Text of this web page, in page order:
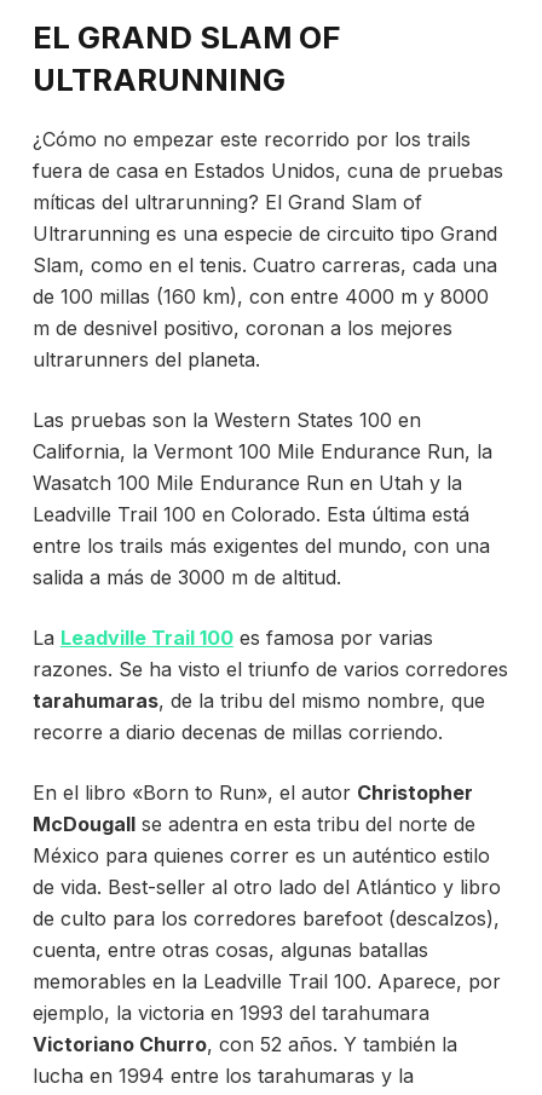
EL GRAND SLAM OF
ULTRARUNNING
¿Cómo no empezar este recorrido por los trails
fuera de casa en Estados Unidos, cuna de pruebas
míticas del ultrarunning? El Grand Slam of
Ultrarunning es una especie de circuito tipo Grand
Slam, como en el tenis. Cuatro carreras, cada una
de 100 millas (160 km), con entre 4000 m y 8000
m de desnivel positivo, coronan a los mejores
ultrarunners del planeta.
Las pruebas son la Western States 100 en
California, la Vermont 100 Mile Endurance Run, la
Wasatch 100 Mile Endurance Run en Utah y la
Leadville Trail 100 en Colorado. Esta última está
entre los trails más exigentes del mundo, con una
salida a más de 3000 m de altitud.
La Leadville Trail 100es famosa por varias
razones. Se ha visto el triunfo de varios corredores
tarahumaras, de la tribu del mismo nombre, que
recorre a diario decenas de millas corriendo.
En el libro «Born to Run», el autor Christopher
McDougallse adentra en esta tribu del norte de
México para quienes correr es un auténtico estilo
de vida. Best-seller al otro lado del Atlántico y libro
de culto para los corredores barefoot (descalzos),
cuenta, entre otras cosas, algunas batallas
memorables en la Leadville Trail 100. Aparece, por
ejemplo, la victoria en 1993 del tarahumara
Victoriano Churro, con 52 años. Y también la
lucha en 1994 entre los tarahumaras y la